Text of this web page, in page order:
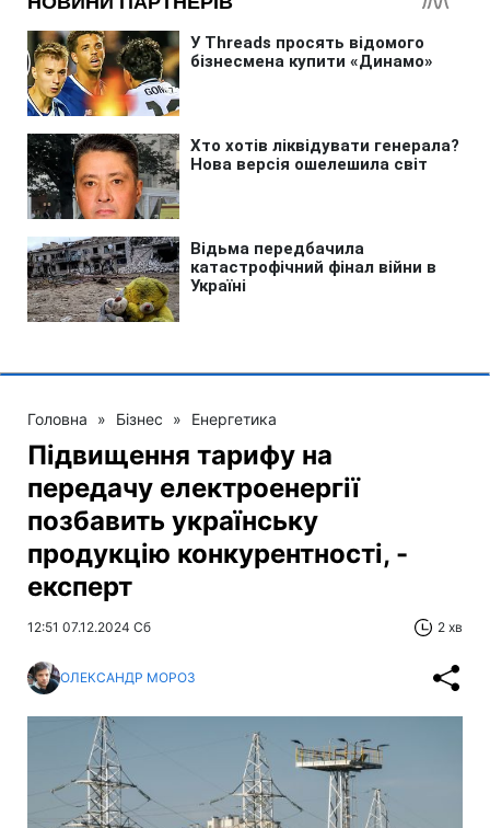
Головна » Бізнес » Енергетика
Підвищення тарифу на
передачу електроенергії
позбавить українську
продукцію конкурентності, -
експерт
12:51 07.12.2024 Сб 2 хв
ОЛЕКСАНДР МОРОЗ